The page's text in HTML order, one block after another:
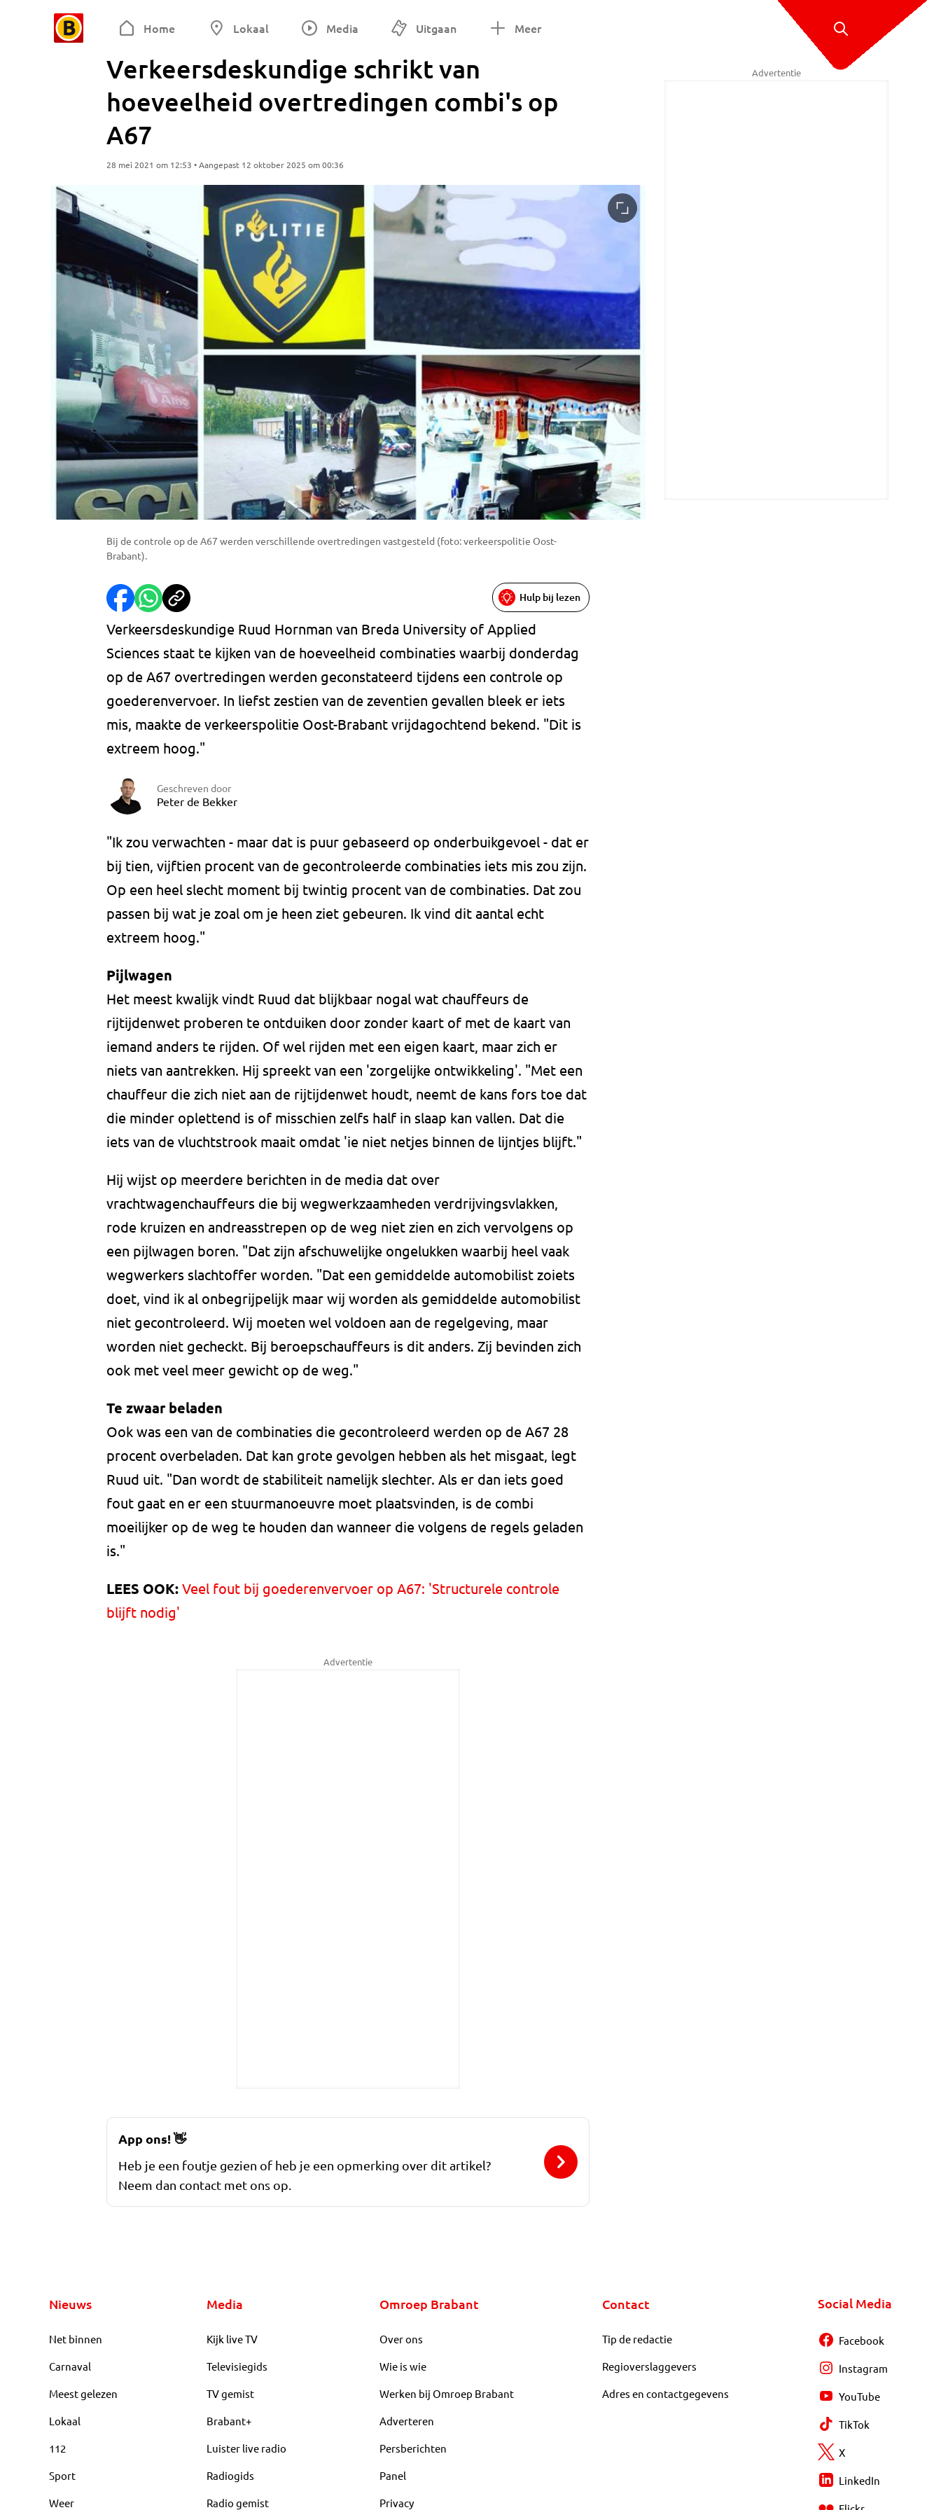
Home Lokaal Media Uitgaan Meer
Verkeersdeskundige schrikt van
hoeveelheid overtredingen combi's op
A67
28 mei 2021 om 12:53 • Aangepast 12 oktober 2025 om 00:36
Bij de controle op de A67 werden verschillende overtredingen vastgesteld (foto: verkeerspolitie Oost-
Brabant).
Hulp bij lezen
Verkeersdeskundige Ruud Hornman van Breda University of Applied
Sciences staat te kijken van de hoeveelheid combinaties waarbij donderdag
op de A67 overtredingen werden geconstateerd tijdens een controle op
goederenvervoer. In liefst zestien van de zeventien gevallen bleek er iets
mis, maakte de verkeerspolitie Oost-Brabant vrijdagochtend bekend. "Dit is
extreem hoog."
Geschreven door
Peter de Bekker
"Ik zou verwachten - maar dat is puur gebaseerd op onderbuikgevoel - dat er
bij tien, vijftien procent van de gecontroleerde combinaties iets mis zou zijn.
Op een heel slecht moment bij twintig procent van de combinaties. Dat zou
passen bij wat je zoal om je heen ziet gebeuren. Ik vind dit aantal echt
extreem hoog."
Pijlwagen
Het meest kwalijk vindt Ruud dat blijkbaar nogal wat chauffeurs de
rijtijdenwet proberen te ontduiken door zonder kaart of met de kaart van
iemand anders te rijden. Of wel rijden met een eigen kaart, maar zich er
niets van aantrekken. Hij spreekt van een 'zorgelijke ontwikkeling'. "Met een
chauffeur die zich niet aan de rijtijdenwet houdt, neemt de kans fors toe dat
die minder oplettend is of misschien zelfs half in slaap kan vallen. Dat die
iets van de vluchtstrook maait omdat 'ie niet netjes binnen de lijntjes blijft."
Hij wijst op meerdere berichten in de media dat over
vrachtwagenchauffeurs die bij wegwerkzaamheden verdrijvingsvlakken,
rode kruizen en andreasstrepen op de weg niet zien en zich vervolgens op
een pijlwagen boren. "Dat zijn afschuwelijke ongelukken waarbij heel vaak
wegwerkers slachtoffer worden. "Dat een gemiddelde automobilist zoiets
doet, vind ik al onbegrijpelijk maar wij worden als gemiddelde automobilist
niet gecontroleerd. Wij moeten wel voldoen aan de regelgeving, maar
worden niet gecheckt. Bij beroepschauffeurs is dit anders. Zij bevinden zich
ook met veel meer gewicht op de weg."
Te zwaar beladen
Ook was een van de combinaties die gecontroleerd werden op de A67 28
procent overbeladen. Dat kan grote gevolgen hebben als het misgaat, legt
Ruud uit. "Dan wordt de stabiliteit namelijk slechter. Als er dan iets goed
fout gaat en er een stuurmanoeuvre moet plaatsvinden, is de combi
moeilijker op de weg te houden dan wanneer die volgens de regels geladen
is."
LEES OOK: Veel fout bij goederenvervoer op A67: 'Structurele controle
blijft nodig'
Advertentie
Advertentie
App ons!👋
Heb je een foutje gezien of heb je een opmerking over dit artikel?
Neem dan contact met ons op.
Nieuws
Net binnen
Carnaval
Meest gelezen
Lokaal
112
Sport
Weer
Media
Kijk live TV
Televisiegids
TV gemist
Brabant+
Luister live radio
Radiogids
Radio gemist
Omroep Brabant
Over ons
Wie is wie
Werken bij Omroep Brabant
Adverteren
Persberichten
Panel
Privacy
Contact
Tip de redactie
Regioverslaggevers
Adres en contactgegevens
Social Media
Facebook
Instagram
YouTube
TikTok
X
LinkedIn